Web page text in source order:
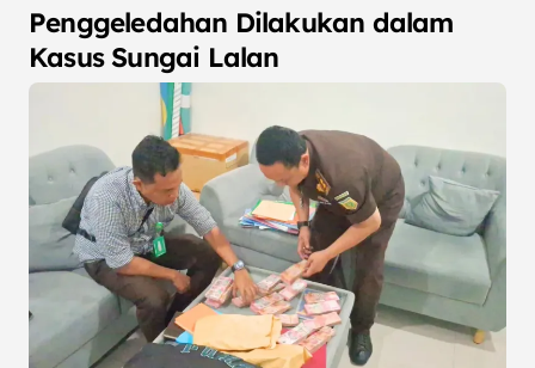
Penggeledahan Dilakukan dalam
Kasus Sungai Lalan